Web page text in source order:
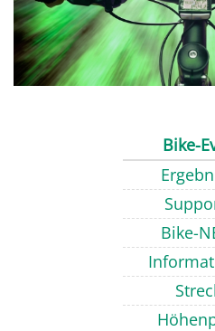
Bike-
Bike-